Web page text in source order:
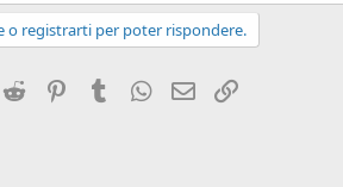
o registrarti per poter rispondere.
Reddit PinterestTumblrWhatsApp
e-mail